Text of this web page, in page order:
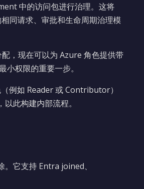
中的访问包进行治理。这将
同请求、审批和生命周期治理模
，现在可以为 Azure 角色提供带
权限的重要一步。
例如 Reader 或 Contributor）
此构建内部流程。
它支持 Entra joined、